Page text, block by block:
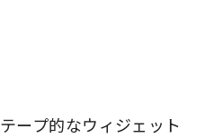
ープ的なウィジェット